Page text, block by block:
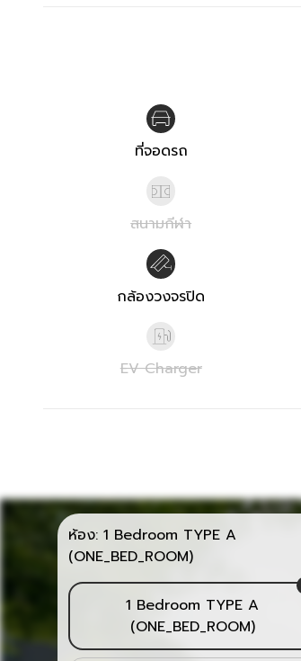
ที่จอดรถ
สนามกีฬา
กล้องวงจรปิด
EV Charger
ห้อง: 1 Bedroom TYPE A
(ONE_BED_ROOM)
1 Bedroom TYPE A
(ONE_BED_ROOM)